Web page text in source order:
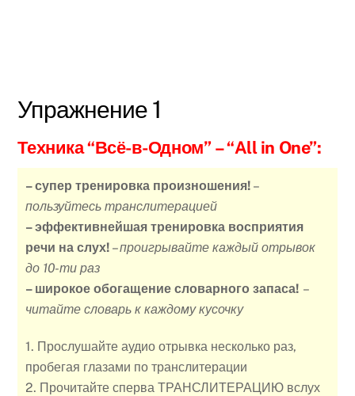
Упражнение 1
Техника “Всё-в-Одном”– “All in One”:
– супер тренировка произношения! –
пользуйтесь транслитерацией
– эффективнейшая тренировка восприятия
речи на слух! –проигрывайте каждый отрывок
до 10-ти раз
– широкое обогащение словарного запаса! –
читайте словарь к каждому кусочку
1. Прослушайте аудио отрывка несколько раз,
пробегая глазами по транслитерации
2. Прочитайте сперва ТРАНСЛИТЕРАЦИЮ вслух